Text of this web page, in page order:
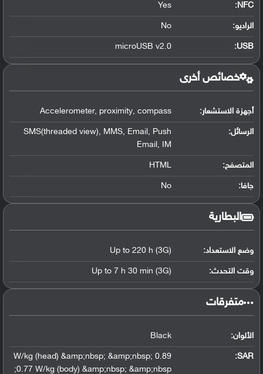
NFC
:
Yes
الراديو: No
USB
:
microUSB v2.0
خصائص أخرى
أجهزة الاستشعار: Accelerometer, proximity, compass
الرسائل:
SMS(threaded view), MMS, Email, Push
Email, IM
المتصفح: HTML
جافا: No
البطارية
وضع الاستعداد: Up to 220 h (3G)
وقت التحدث: Up to 7 h 30 min (3G)
‏متفرقات‏
الألوان: Black
SAR
:
0.89 W/kg (head) &amp;nbsp; &amp;nbsp;
0.77 W/kg (body) &amp;nbsp; &amp;nbsp;